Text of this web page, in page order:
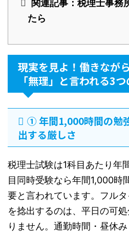
関連記事：税理士事務
たら
現実を見よ！働きなが
「無理」と言われる3
① 年間1,000時間の勉
出する厳しさ
税理士試験は1科目あたり年
目同時受験なら年間1,000時
要と言われています。フル
を捻出するのは、平日の可
りません。通勤時間・昼休